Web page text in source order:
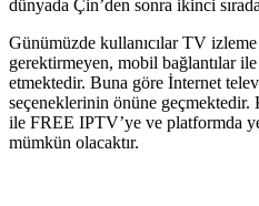
dünyada Çin’den sonra ikinci
Günümüzde kullanıcılar TV izleme
gerektirmeyen, mobil bağlantılar
etmektedir. Buna göre İnternet
seçeneklerinin önüne
ile FREE IPTV’ye ve platformda
mümkün olacaktır.